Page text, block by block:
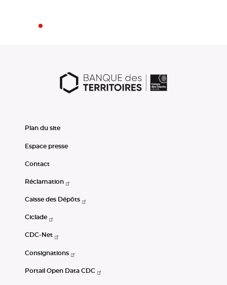
Plan du site
Espace presse
Contact
Réclamation
Caisse des Dépôts
Ciclade
CDC-Net
Consignations
Portail Open Data CDC